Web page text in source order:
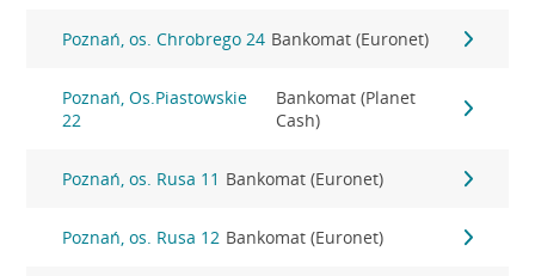
Poznań, os. Chrobrego 24 Bankomat (Euronet)
Poznań, Os.Piastowskie
22
Bankomat (Planet
Cash)
Poznań, os. Rusa 11 Bankomat (Euronet)
Poznań, os. Rusa 12 Bankomat (Euronet)